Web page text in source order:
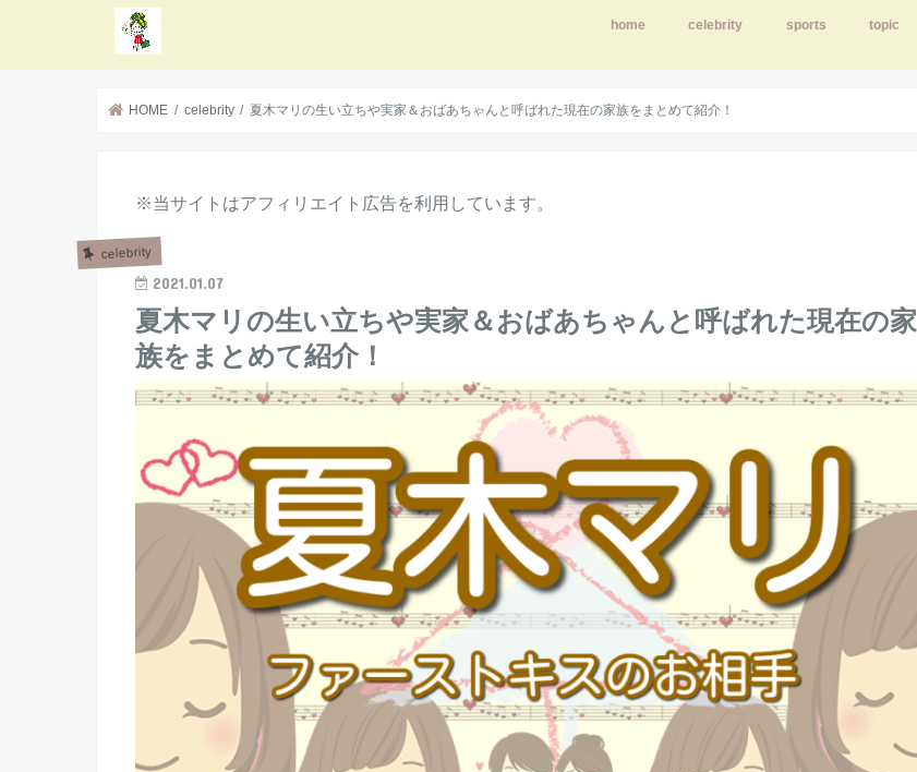
home celebrity sports topic
HOME celebrity 夏木マリの生い立ちや実家＆おばあちゃんと呼ばれた現在の家族をまとめて紹介！
※当サイトはアフィリエイト広告を利用しています。
celebrity
2021.01.07
夏木マリの生い立ちや実家＆おばあちゃんと呼ばれた現在の家
族をまとめて紹介！